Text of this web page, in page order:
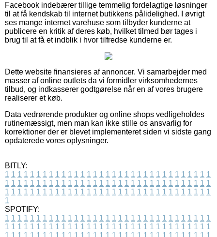
Facebook indebærer tillige temmelig fordelagtige løsninger
til at få kendskab til internet butikkens pålidelighed. I øvrigt
ses mange internet varehuse som tilbyder kunderne at
publicere en kritik af deres køb, hvilket tilmed bør tages i
brug til at få et indblik i hvor tilfredse kunderne er.
Dette website finansieres af annoncer. Vi samarbejder med
masser af online outlets da vi formidler virksomhedernes
tilbud, og indkasserer godtgørelse når en af vores brugere
realiserer et køb.
Data vedrørende produkter og online shops vedligeholdes
rutinemæssigt, men man kan ikke stille os ansvarlig for
korrektioner der er blevet implementeret siden vi sidste gang
opdaterede vores oplysninger.
BITLY:
1 1 1 1 1 1 1 1 1 1 1 1 1 1 1 1 1 1 1 1 1 1 1 1 1 1 1 1 1 1 1 1 1
1 1 1 1 1 1 1 1 1 1 1 1 1 1 1 1 1 1 1 1 1 1 1 1 1 1 1 1 1 1 1 1 1
1 1 1 1 1 1 1 1 1 1 1 1 1 1 1 1 1 1 1 1 1 1 1 1 1 1 1 1 1 1 1 1 1
1
SPOTIFY:
1 1 1 1 1 1 1 1 1 1 1 1 1 1 1 1 1 1 1 1 1 1 1 1 1 1 1 1 1 1 1 1 1
1 1 1 1 1 1 1 1 1 1 1 1 1 1 1 1 1 1 1 1 1 1 1 1 1 1 1 1 1 1 1 1 1
1 1 1 1 1 1 1 1 1 1 1 1 1 1 1 1 1 1 1 1 1 1 1 1 1 1 1 1 1 1 1 1 1